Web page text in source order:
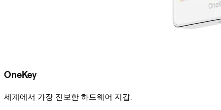
OneKey
세계에서 가장 진보한 하드웨어 지갑.